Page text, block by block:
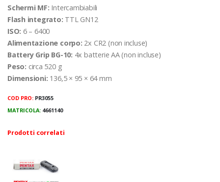
Schermi MF: Intercambiabili
Flash integrato: TTL GN12
ISO: 6 – 6400
Alimentazione corpo: 2x CR2 (non incluse)
Battery Grip BG-10: 4x batterie AA (non incluse)
Peso: circa 520 g
Dimensioni: 136,5 × 95 × 64 mm
COD PRO: PR3055
MATRICOLA: 4661140
Prodotti correlati